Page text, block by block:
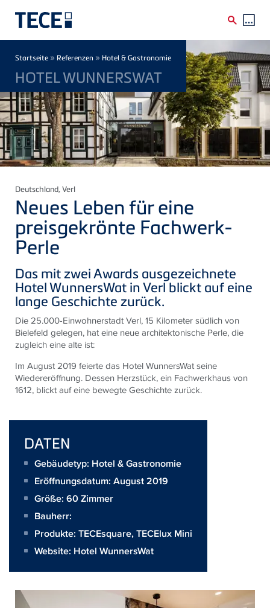
Breadcrumb
Startseite » Referenzen » Hotel & Gastronomie
HOTEL WUNNERSWAT
Deutschland, Verl
Neues Leben für eine
preisgekrönte Fachwerk-
Perle
Das mit zwei Awards ausgezeichnete
Hotel WunnersWat in Verl blickt auf eine
lange Geschichte zurück.
Die 25.000-Einwohnerstadt Verl, 15 Kilometer südlich von
Bielefeld gelegen, hat eine neue architektonische Perle, die
zugleich eine alte ist:
Im August 2019 feierte das Hotel WunnersWat seine
Wiedereröffnung. Dessen Herzstück, ein Fachwerkhaus von
1612, blickt auf eine bewegte Geschichte zurück.
DATEN
Gebäudetyp: Hotel & Gastronomie
Eröffnungsdatum: August 2019
Größe: 60 Zimmer
Bauherr:
Produkte: TECEsquare,TECElux Mini
Website: Hotel WunnersWat